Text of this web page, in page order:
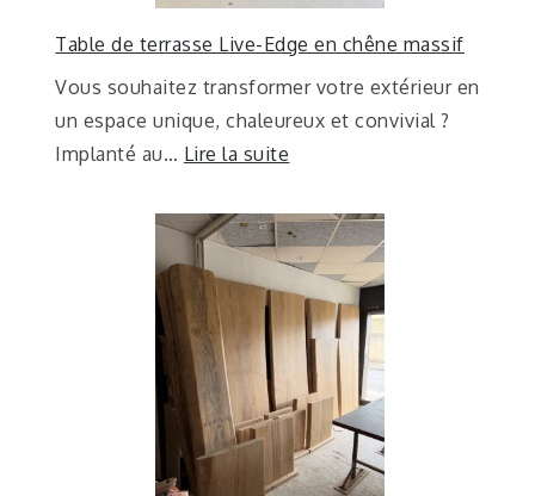
Table de terrasse Live-Edge en chêne massif
Vous souhaitez transformer votre extérieur en
un espace unique, chaleureux et convivial ?
Implanté au… Lire la suite